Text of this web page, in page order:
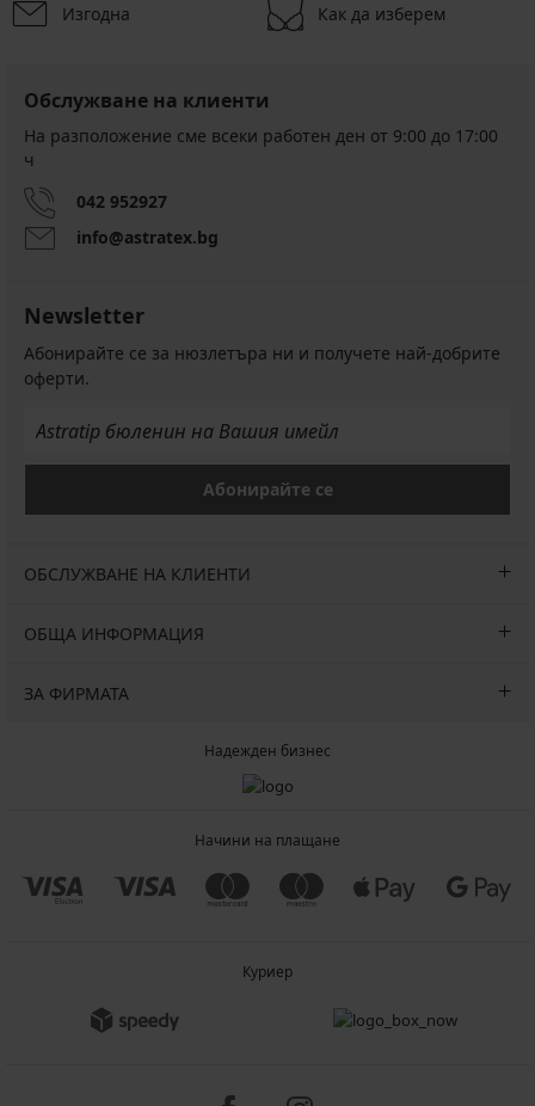
Изгодна Как да изберем
Обслужване на клиенти
На разположение сме всеки работен ден от 9:00 до 17:00
ч
042 952927
info@astratex.bg
Newsletter
Абонирайте се за нюзлетъра ни и получете най-добрите
оферти.
Абонирайте се
ОБСЛУЖВАНЕ НА КЛИЕНТИ
ОБЩА ИНФОРМАЦИЯ
ЗА ФИРМАТА
Надежден бизнес
Начини на плащане
Куриер